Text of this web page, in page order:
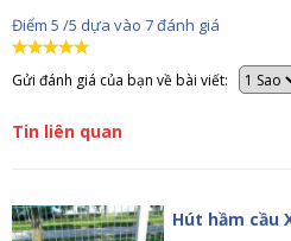
Điểm 5 /5 dựa vào 7đánh giá
Gửi đánh giá của bạn về bài viết:
Tin liên quan
Hút hầm cầu